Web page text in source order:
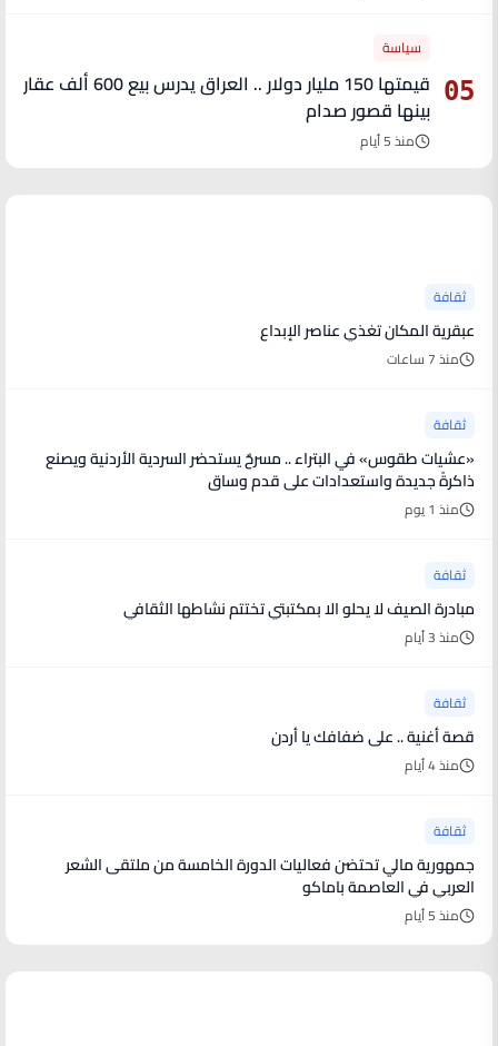
05
سياسة
قيمتها 150 مليار دولار .. العراق يدرس بيع 600 ألف عقار
بينها قصور صدام
منذ 5 أيام
ثقافة
عبقرية المكان تغذي عناصر الإبداع
منذ 7 ساعات
ثقافة
«عشيات طقوس» في البتراء .. مسرحٌ يستحضر السردية الأردنية ويصنع
ذاكرةً جديدة واستعدادات على قدم وساق
منذ 1 يوم
ثقافة
مبادرة الصيف لا يحلو الا بمكتبتي تختتم نشاطها الثقافي
منذ 3 أيام
ثقافة
قصة أغنية .. على ضفافك يا أردن
منذ 4 أيام
ثقافة
جمهورية مالي تحتضن فعاليات الدورة الخامسة من ملتقى الشعر
العربي في العاصمة باماكو
منذ 5 أيام